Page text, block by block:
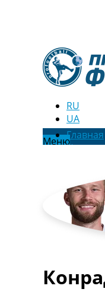
RU
UA
МенюГлавная